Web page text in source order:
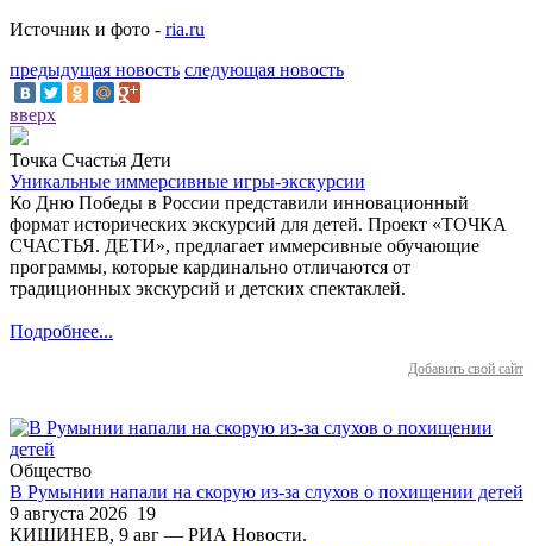
Источник и фото - ria.ru
предыдущая новость следующая новость
вверх
Точка Счастья Дети
Уникальные иммерсивные игры-экскурсии
Ко Дню Победы в России представили инновационный
формат исторических экскурсий для детей. Проект «ТОЧКА
СЧАСТЬЯ. ДЕТИ», предлагает иммерсивные обучающие
программы, которые кардинально отличаются от
традиционных экскурсий и детских спектаклей.
Подробнее...
Добавить свой сайт
Общество
В Румынии напали на скорую из-за слухов о похищении детей
9 августа 2026 19
КИШИНЕВ, 9 авг — РИА Новости.